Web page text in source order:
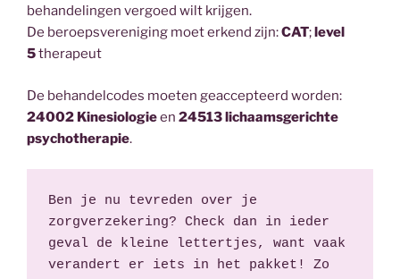
behandelingen vergoed wilt krijgen.
De beroepsvereniging moet erkend zijn:CAT;level
5therapeut
De behandelcodes moeten geaccepteerd worden:
24002 Kinesiologieen 24513 lichaamsgerichte
psychotherapie.
Ben je nu tevreden over je
zorgverzekering? Check dan in ieder
geval de kleine lettertjes, want vaak
verandert er iets in het pakket! Zo